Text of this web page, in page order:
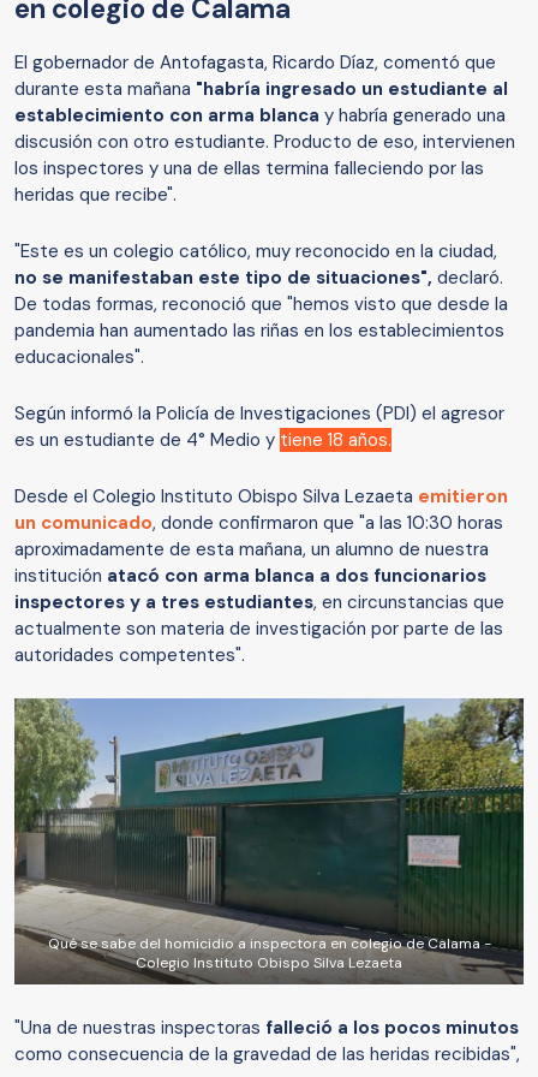
en colegio de Calama
El gobernador de Antofagasta, Ricardo Díaz, comentó que
durante esta mañana "habría ingresado un estudiante al
establecimiento con arma blanca y habría generado una
discusión con otro estudiante. Producto de eso, intervienen
los inspectores y una de ellas termina falleciendo por las
heridas que recibe".
"Este es un colegio católico, muy reconocido en la ciudad,
no se manifestaban este tipo de situaciones", declaró.
De todas formas, reconoció que "hemos visto que desde la
pandemia han aumentado las riñas en los establecimientos
educacionales".
Según informó la Policía de Investigaciones (PDI) el agresor
es un estudiante de 4° Medio y tiene 18 años.
Desde el Colegio Instituto Obispo Silva Lezaeta emitieron
un comunicado, donde confirmaron que "a las 10:30 horas
aproximadamente de esta mañana, un alumno de nuestra
institución atacó con arma blanca a dos funcionarios
inspectores y a tres estudiantes, en circunstancias que
actualmente son materia de investigación por parte de las
autoridades competentes".
Qué se sabe del homicidio a inspectora en colegio de Calama -
Colegio Instituto Obispo Silva Lezaeta
"Una de nuestras inspectoras falleció a los pocos minutos
como consecuencia de la gravedad de las heridas recibidas",